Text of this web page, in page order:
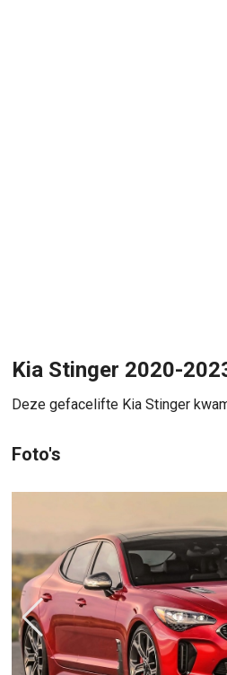
Kia Stinger 2020-
Deze gefacelifte Kia Stinger
Foto's